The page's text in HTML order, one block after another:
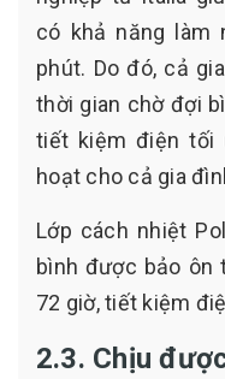
có khả năng làm
phút. Do đó, cả
thời gian chờ đợi
tiết kiệm điện tối
hoạt cho cả gia
Lớp cách nhiệt
bình được bảo ôn
72 giờ, tiết kiệm
2.3. Chịu